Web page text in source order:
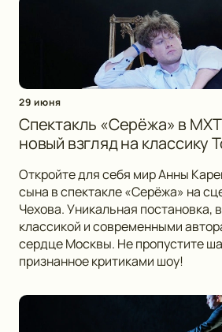
29 июня
Спектакль «Серёжа» в
новый взгляд на классику
Откройте для себя мир Анны
сына в спектакле «Серёжа» на
Чехова. Уникальная постановка,
классикой и современными
сердце Москвы. Не пропустите
признанное критиками шоу!